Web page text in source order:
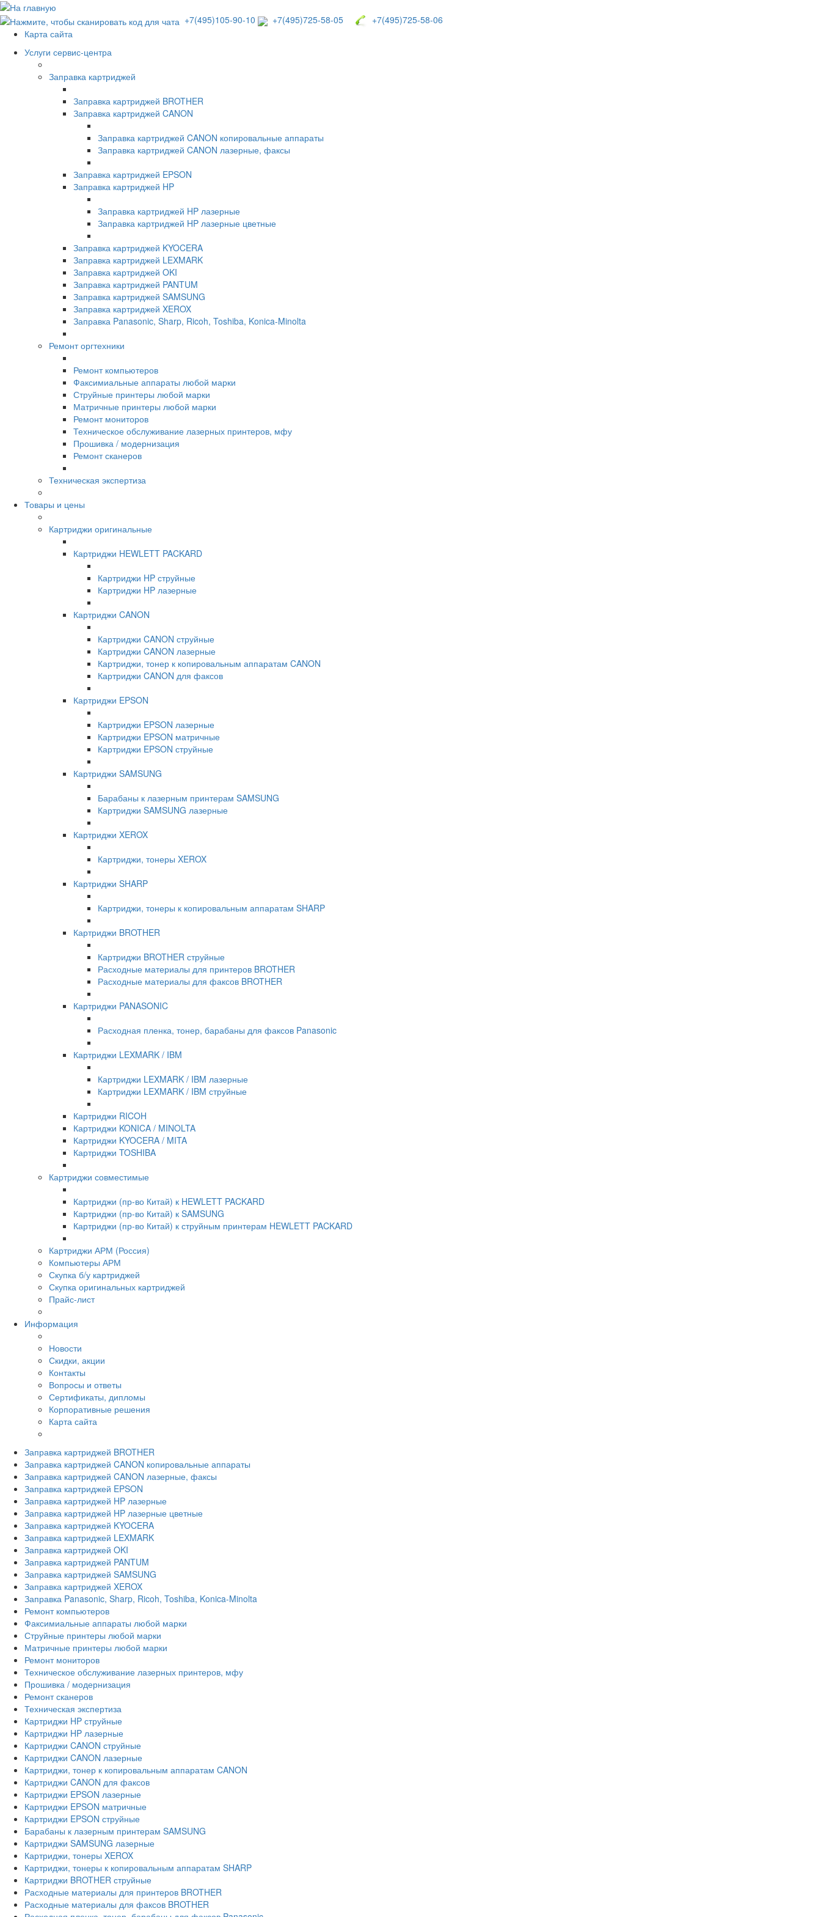
+7(495)105-90-10 +7(495)725-58-05
+7(495)725-58-06
Карта сайта
Услуги сервис-центра
Заправка картриджей
Заправка картриджей BROTHER
Заправка картриджей CANON
Заправка картриджей CANON копировальные аппараты
Заправка картриджей CANON лазерные, факсы
Заправка картриджей EPSON
Заправка картриджей HP
Заправка картриджей HP лазерные
Заправка картриджей HP лазерные цветные
Заправка картриджей KYOCERA
Заправка картриджей LEXMARK
Заправка картриджей OKI
Заправка картриджей PANTUM
Заправка картриджей SAMSUNG
Заправка картриджей XEROX
Заправка Panasonic, Sharp, Ricoh, Toshiba, Konica-Minolta
Ремонт оргтехники
Ремонт компьютеров
Факсимиальные аппараты любой марки
Струйные принтеры любой марки
Матричные принтеры любой марки
Ремонт мониторов
Техническое обслуживание лазерных принтеров, мфу
Прошивка / модернизация
Ремонт сканеров
Техническая экспертиза
Товары и цены
Картриджи оригинальные
Картриджи HEWLETT PACKARD
Картриджи HP струйные
Картриджи HP лазерные
Картриджи CANON
Картриджи CANON струйные
Картриджи CANON лазерные
Картриджи, тонер к копировальным аппаратам CANON
Картриджи CANON для факсов
Картриджи EPSON
Картриджи EPSON лазерные
Картриджи EPSON матричные
Картриджи EPSON струйные
Картриджи SAMSUNG
Барабаны к лазерным принтерам SAMSUNG
Картриджи SAMSUNG лазерные
Картриджи XEROX
Картриджи, тонеры XEROX
Картриджи SHARP
Картриджи, тонеры к копировальным аппаратам SHARP
Картриджи BROTHER
Картриджи BROTHER струйные
Расходные материалы для принтеров BROTHER
Расходные материалы для факсов BROTHER
Картриджи PANASONIC
Расходная пленка, тонер, барабаны для факсов Panasonic
Картриджи LEXMARK / IBM
Картриджи LEXMARK / IBM лазерные
Картриджи LEXMARK / IBM струйные
Картриджи RICOH
Картриджи KONICA / MINOLTA
Картриджи KYOCERA / MITA
Картриджи TOSHIBA
Картриджи совместимые
Картриджи (пр-во Китай) к HEWLETT PACKARD
Картриджи (пр-во Китай) к SAMSUNG
Картриджи (пр-во Китай) к струйным принтерам HEWLETT PACKARD
Картриджи АРМ (Россия)
Компьютеры АРМ
Скупка б/у картриджей
Скупка оригинальных картриджей
Прайс-лист
Информация
Новости
Скидки, акции
Контакты
Вопросы и ответы
Сертификаты, дипломы
Корпоративные решения
Карта сайта
Заправка картриджей BROTHER
Заправка картриджей CANON копировальные аппараты
Заправка картриджей CANON лазерные, факсы
Заправка картриджей EPSON
Заправка картриджей HP лазерные
Заправка картриджей HP лазерные цветные
Заправка картриджей KYOCERA
Заправка картриджей LEXMARK
Заправка картриджей OKI
Заправка картриджей PANTUM
Заправка картриджей SAMSUNG
Заправка картриджей XEROX
Заправка Panasonic, Sharp, Ricoh, Toshiba, Konica-Minolta
Ремонт компьютеров
Факсимиальные аппараты любой марки
Струйные принтеры любой марки
Матричные принтеры любой марки
Ремонт мониторов
Техническое обслуживание лазерных принтеров, мфу
Прошивка / модернизация
Ремонт сканеров
Техническая экспертиза
Картриджи HP струйные
Картриджи HP лазерные
Картриджи CANON струйные
Картриджи CANON лазерные
Картриджи, тонер к копировальным аппаратам CANON
Картриджи CANON для факсов
Картриджи EPSON лазерные
Картриджи EPSON матричные
Картриджи EPSON струйные
Барабаны к лазерным принтерам SAMSUNG
Картриджи SAMSUNG лазерные
Картриджи, тонеры XEROX
Картриджи, тонеры к копировальным аппаратам SHARP
Картриджи BROTHER струйные
Расходные материалы для принтеров BROTHER
Расходные материалы для факсов BROTHER